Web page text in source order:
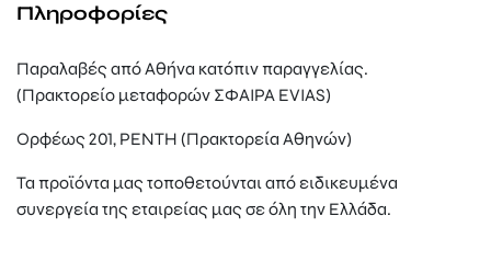
Πληροφορίες
Παραλαβές από Αθήνα κατόπιν παραγγελίας.
(Πρακτορείο μεταφορών ΣΦΑΙΡΑ EVIAS)
Ορφέως 201, ΡΕΝΤΗ (Πρακτορεία Αθηνών)
Τα προϊόντα μας τοποθετούνται από ειδικευμένα
συνεργεία της εταιρείας μας σε όλη την Ελλάδα.